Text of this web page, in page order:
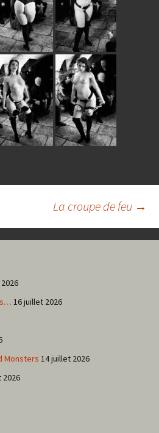
La croupe de feu →
16 juillet 2026
Monsters 14 juillet 2026
2026